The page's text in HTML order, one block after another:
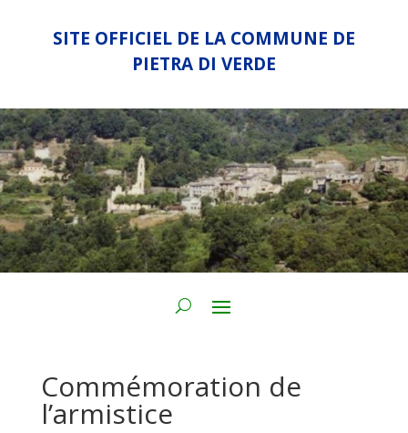
SITE OFFICIEL DE LA COMMUNE DE
PIETRA DI VERDE
Commémoration de
l’armistice